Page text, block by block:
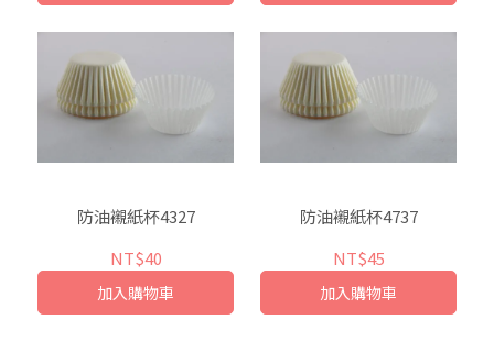
防油襯紙杯4327
NT$40
加入購物車
防油襯紙杯4737
NT$45
加入購物車